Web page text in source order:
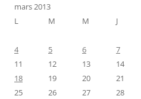
mars 2013
L
M M J
4
5 6 7
11
12 13 14
18
19 20 21
25
26 27 28